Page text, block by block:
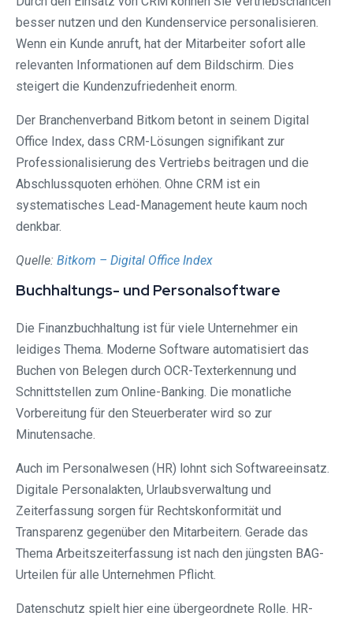
besser nutzen und den Kundenservice personalisieren.
Wenn ein Kunde anruft, hat der Mitarbeiter sofort alle
relevanten Informationen auf dem Bildschirm. Dies
steigert die Kundenzufriedenheit enorm.
Der Branchenverband Bitkom betont in seinem Digital
Office Index, dass CRM-Lösungen signifikant zur
Professionalisierung des Vertriebs beitragen und die
Abschlussquoten erhöhen. Ohne CRM ist ein
systematisches Lead-Management heute kaum noch
denkbar.
Quelle: Bitkom – Digital Office Index
Buchhaltungs- und Personalsoftware
Die Finanzbuchhaltung ist für viele Unternehmer ein
leidiges Thema. Moderne Software automatisiert das
Buchen von Belegen durch OCR-Texterkennung und
Schnittstellen zum Online-Banking. Die monatliche
Vorbereitung für den Steuerberater wird so zur
Minutensache.
Auch im Personalwesen (HR) lohnt sich Softwareeinsatz.
Digitale Personalakten, Urlaubsverwaltung und
Zeiterfassung sorgen für Rechtskonformität und
Transparenz gegenüber den Mitarbeitern. Gerade das
Thema Arbeitszeiterfassung ist nach den jüngsten BAG-
Urteilen für alle Unternehmen Pflicht.
Datenschutz spielt hier eine übergeordnete Rolle. HR-